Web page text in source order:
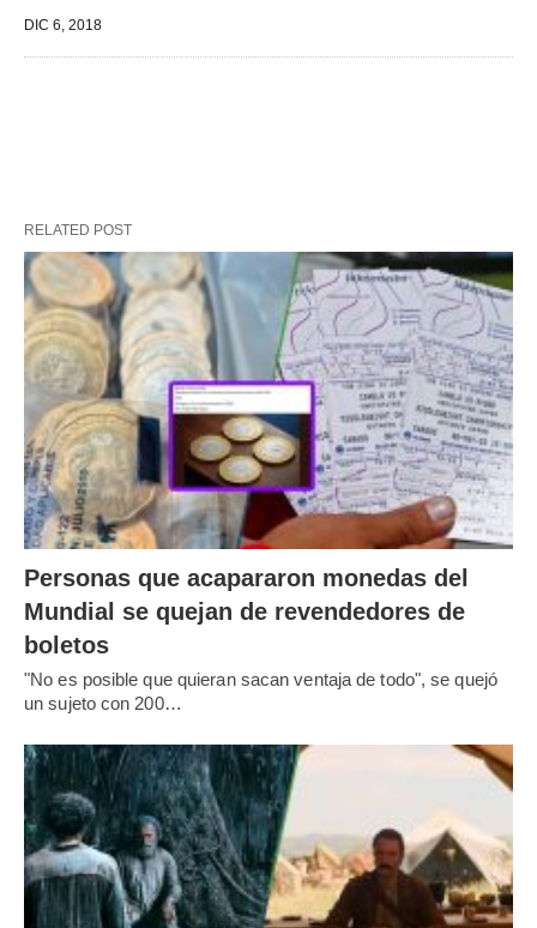
DIC 6, 2018
RELATED POST
Personas que acapararon monedas del
Mundial se quejan de revendedores de
boletos
"No es posible que quieran sacan ventaja de todo", se quejó
un sujeto con 200…